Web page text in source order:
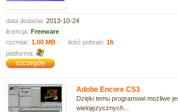
data dodania: 2013-10-24
licencja: Freeware
rozmiar: 1.00 MB ilość pobrań: 16
platforma:
Adobe Encore CS3
Dzięki temu programowi możliwe
wielojęzycznych...